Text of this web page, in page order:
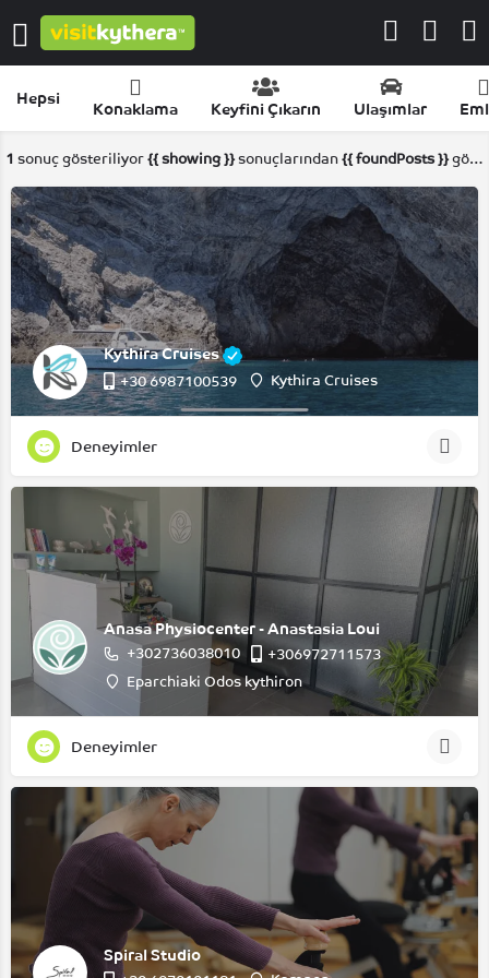
Hepsi
Konaklama Keyfini Çıkarın Ulaşımlar
1 sonuç gösteriliyor {{ showing }}sonuçlarından {{ foundPosts }}gösteriliyor
Kythira Cruises
+30 6987100539 Kythira Cruises
Deneyimler
Anasa Physiocenter - Anastasia Loui
+302736038010
+306972711573
Eparchiaki Odos kythiron
Deneyimler
Spiral Studio